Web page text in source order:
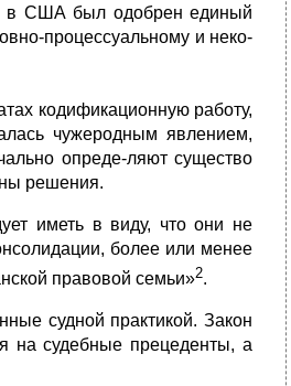
в США был одобрен единый
процессуальному и неко-
кодификационную работу,
чужеродным явлением,
опреде-ляют существо
решения.
иметь в виду, что они не
более или менее
правовой семьи»2.
судной практикой. Закон
на судебные прецеденты, а